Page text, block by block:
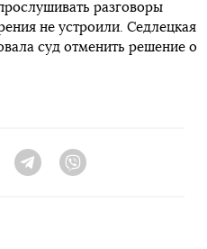
разговоры
не устроили. Седлецкая
суд отменить решение о
Twitter Telegram